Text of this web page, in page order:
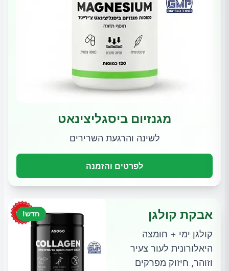
מגנזיום ביסגליצינאט
לשינה והרגעת השרירים
לפרטים והזמנה
חדש! אבקת קולגן
קולגן ימי + חומצה
היאלורונית לעור צעיר
וזוהר, חיזוק מפרקים